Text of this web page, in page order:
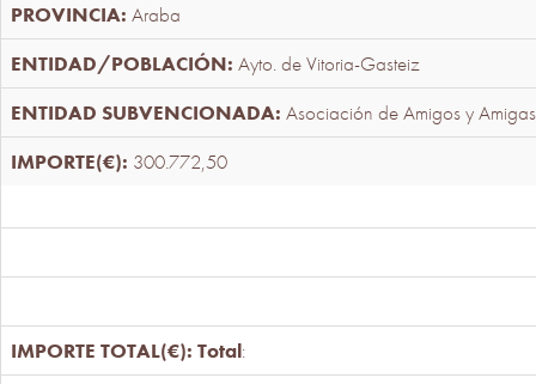
Araba
Ayto. de Vitoria-Gasteiz
Asociación de Amigos y
300.772,50
Total: